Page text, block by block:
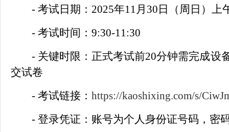
- 考试日期：2025年11月30日（周日）上
- 考试时间：9:30-11:30
- 关键时限：正式考试前20分钟需完成设
交试卷
- 考试链接：https://kaoshixing.com/s/
- 登录凭证：账号为个人身份证号码，密